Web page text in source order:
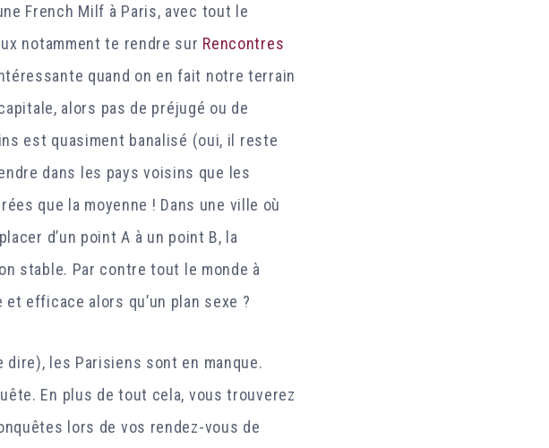
French Milf à Paris, avec tout le
notamment te rendre sur Rencontres
quand on en fait notre terrain
alors pas de préjugé ou de
est quasiment banalisé (oui, il reste
dans les pays voisins que les
que la moyenne ! Dans une ville où
d’un point A à un point B, la
stable. Par contre tout le monde à
efficace alors qu’un plan sexe ?
les Parisiens sont en manque.
En plus de tout cela, vous trouverez
lors de vos rendez-vous de